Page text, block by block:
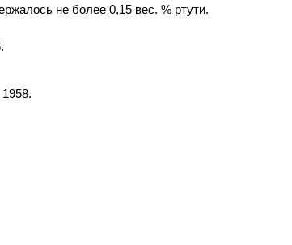
не более 0,15 вес. % ртути.